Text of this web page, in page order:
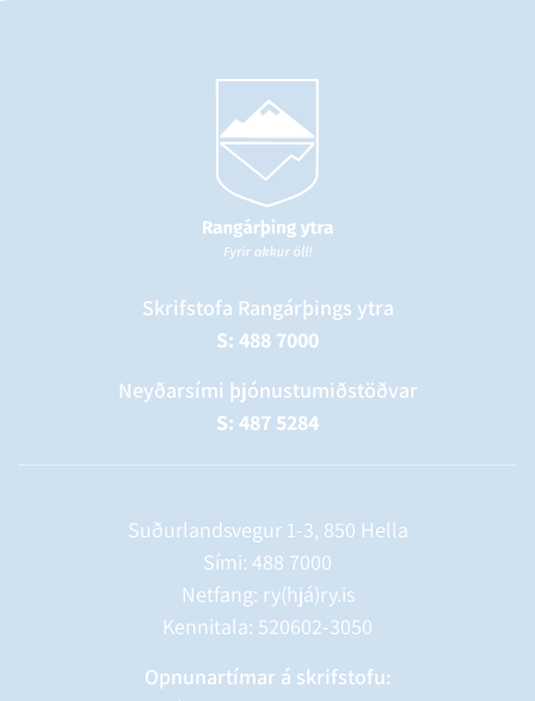
Skrifstofa Rangárþings ytra
S: 488 7000
Neyðarsími þjónustumiðstöðvar
S: 487 5284
Suðurlandsvegur 1-3, 850 Hella
Sími: 488 7000
Netfang: ry(hjá)ry.is
Kennitala: 520602-3050
Opnunartímar á skrifstofu: